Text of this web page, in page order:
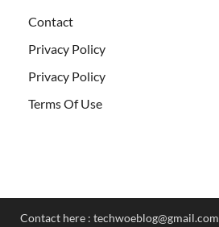
Contact
Privacy Policy
Privacy Policy
Terms Of Use
Contact here : techwoeblog@gmail.com